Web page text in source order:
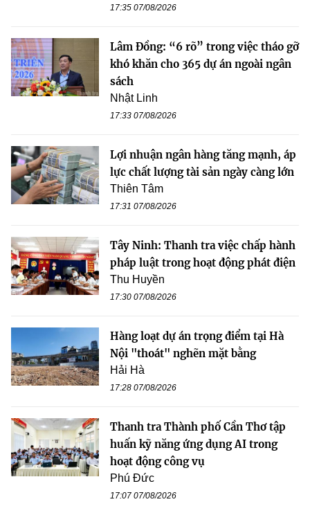
17:35 07/08/2026
Lâm Đồng: “6 rõ” trong việc tháo gỡ
khó khăn cho 365 dự án ngoài ngân
sách
Nhật Linh
17:33 07/08/2026
Lợi nhuận ngân hàng tăng mạnh, áp
lực chất lượng tài sản ngày càng lớn
Thiên Tâm
17:31 07/08/2026
Tây Ninh: Thanh tra việc chấp hành
pháp luật trong hoạt động phát điện
Thu Huyền
17:30 07/08/2026
Hàng loạt dự án trọng điểm tại Hà
Nội "thoát" nghẽn mặt bằng
Hải Hà
17:28 07/08/2026
Thanh tra Thành phố Cần Thơ tập
huấn kỹ năng ứng dụng AI trong
hoạt động công vụ
Phú Đức
17:07 07/08/2026